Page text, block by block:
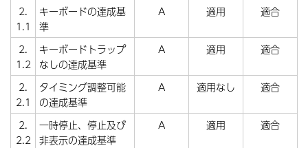
2.
1.1
キーボードの達成基
準
A 適用 適合
2.
1.2
キーボードトラップ
なしの達成基準
A 適用 適合
2.
2.1
タイミング調整可能
の達成基準
A 適用なし 適合
2.
2.2
一時停止、停止及び
非表示の達成基準
A 適用 適合